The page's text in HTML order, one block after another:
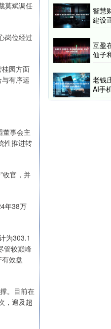
莫斌调任
岗位经过
园方面
有序运
事会主
性推进转
收官，并
年38万
为303.1
管较巅峰
效盘
。目前在
，遍及超
智慧
建设
互盈
仙子
老钱
AI手